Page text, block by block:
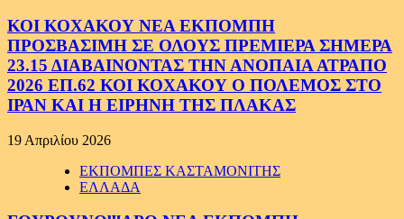
ΚΟΙ ΚΟΧΑΚΟΥ ΝΕΑ ΕΚΠΟΜΠΗ
ΠΡΟΣΒΑΣΙΜΗ ΣΕ ΟΛΟΥΣ ΠΡΕΜΙΕΡΑ ΣΗΜΕΡΑ
23.15 ΔΙΑΒΑΙΝΟΝΤΑΣ ΤΗΝ ΑΝΟΠΑΙΑ ΑΤΡΑΠΟ
2026 ΕΠ.62 ΚΟΙ ΚΟΧΑΚΟΥ Ο ΠΟΛΕΜΟΣ ΣΤΟ
ΙΡΑΝ ΚΑΙ Η ΕΙΡΗΝΗ ΤΗΣ ΠΛΑΚΑΣ
19 Απριλίου 2026
ΕΚΠΟΜΠΕΣ ΚΑΣΤΑΜΟΝΙΤΗΣ
ΕΛΛΑΔΑ